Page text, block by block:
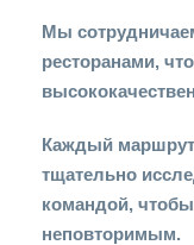
Мы
ресторанами,
Каждый
тщательно
командой,
неповторимым.